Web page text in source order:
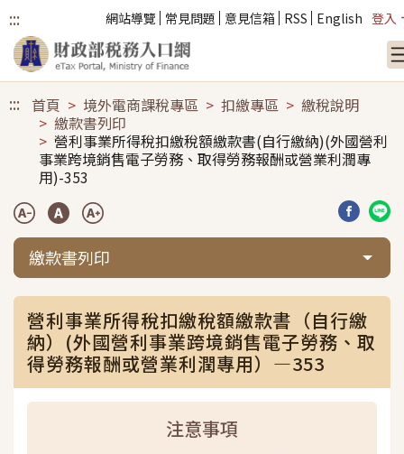
::: 網站導覽 常見問題 意見信箱 RSS English 登入
::: 首頁 境外電商課稅專區 扣繳專區
繳稅說明
繳款書列印
營利事業所得稅扣繳稅額繳款書(自行繳納)(外國營利
事業跨境銷售電子勞務、取得勞務報酬或營業利潤專
用)-353
分享到
分
繳款書列印
營利事業所得稅扣繳稅額繳款書（自行繳
納）(外國營利事業跨境銷售電子勞務、取
得勞務報酬或營業利潤專用）—353
注意事項